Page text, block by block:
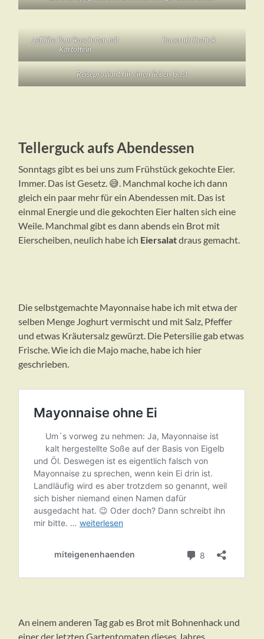
gefüllte Paprikaschoten mit
Kartoffeln
Bauernfrühstück
Reiseproviant für einen lieben Gast
Tellerguck aufs Abendessen
Sonntags gibt es bei uns zum Frühstück gekochte Eier.
Immer. Das ist Gesetz. 😅. Manchmal koche ich dann
gleich ein paar mehr für ein Abendessen mit. Das ist
einmal Energie und die gekochten Eier halten sich eine
Weile. Manchmal gibt es dann abends ein Brot mit
Eierscheiben, neulich habe ich Eiersalatdraus gemacht.
Die selbstgemachte Mayonnaise habe ich mit etwa der
selben Menge Joghurt vermischt und mit Salz, Pfeffer
und etwas Kräutersalz gewürzt. Die Petersilie gab etwas
Frische. Wie ich die Majo mache, habe ich hier
geschrieben.
An einem anderen Tag gab es Brot mit Bohnenhack und
einer der letzten Gartentomaten dieses Jahres.